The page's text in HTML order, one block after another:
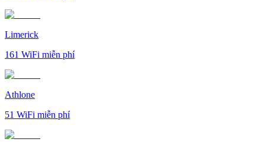
Limerick
161 WiFi miễn phí
Athlone
51 WiFi miễn phí